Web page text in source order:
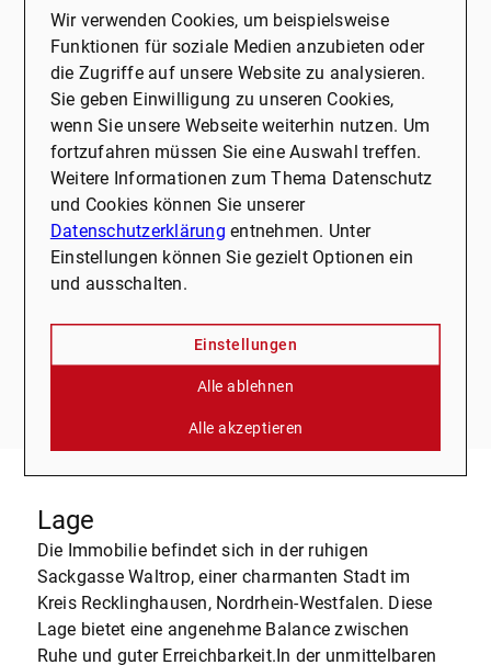
Fragen die in keinem Exposé beantwortet werden
und die beigefügten Bilder sollen Ihnen nur einen
ersten Eindruck ermöglichen. Gerne vereinbaren wir
mit Ihnen einen persönlichen Besichtigungstermin
und stehen Ihnen für alle Fragen zur Verfügung. Wir
freuen uns auf Ihren Anruf!Unser
Leistungsspektrum, beschränkt sich nicht nur auf
den Verkauf von Immobilien, sondern umfasst noch
zusätzlich die Bereiche Vermietung, Verwaltung,
Baubetreuung und Finanzierung.Alle Angaben nach
bestem Wissen, Baulasten nicht geprüft. Irrtum und
Vorinformation, als Rechtsgrundlage gilt allein der
notariell abgeschlossene Kaufvertrag.Es gelten die
allgemeinen Geschäftsbedingungen.
Lage
Die Immobilie befindet sich in der ruhigen
Sackgasse Waltrop, einer charmanten Stadt im
Kreis Recklinghausen, Nordrhein-Westfalen. Diese
Lage bietet eine angenehme Balance zwischen
Ruhe und guter Erreichbarkeit.In der unmittelbaren
Wir verwenden Cookies, um beispielsweise
Funktionen für soziale Medien anzubieten oder
die Zugriffe auf unsere Website zu analysieren.
Sie geben Einwilligung zu unseren Cookies,
wenn Sie unsere Webseite weiterhin nutzen. Um
fortzufahren müssen Sie eine Auswahl treffen.
Weitere Informationen zum Thema Datenschutz
und Cookies können Sie unserer
Datenschutzerklärung entnehmen. Unter
Einstellungen können Sie gezielt Optionen ein
und ausschalten.
Einstellungen
Alle ablehnen
Alle akzeptieren